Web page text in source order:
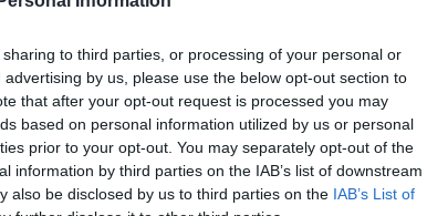
to third parties, or processing of your personal or
by us, please use the below opt-out section to
that after your opt-out request is processed you may
based on personal information utilized by us or personal
prior to your opt-out. You may separately opt-out of the
information by third parties on the IAB’s list of downstream
also be disclosed by us to third parties on the IAB’s List of